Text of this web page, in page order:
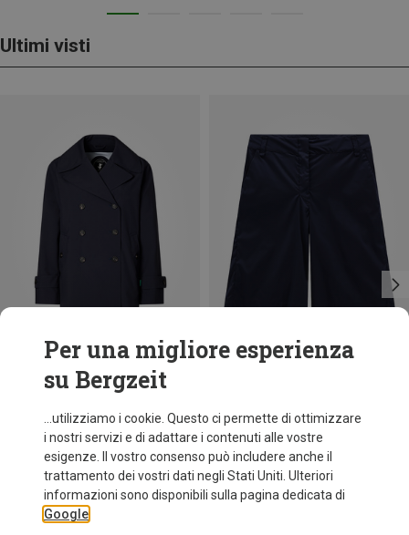
Ultimi visti
Risparmi 64%
Per una migliore esperienza
su Bergzeit
...utilizziamo i cookie. Questo ci permette di ottimizzare
i nostri servizi e di adattare i contenuti alle vostre
esigenze. Il vostro consenso può includere anche il
trattamento dei vostri dati negli Stati Uniti. Ulteriori
informazioni sono disponibili sulla pagina dedicata di
Google